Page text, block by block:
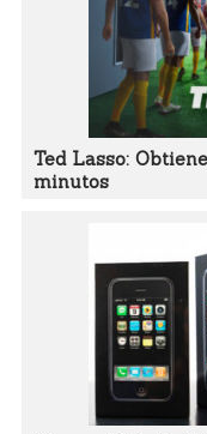
Ted Lasso:
minutos